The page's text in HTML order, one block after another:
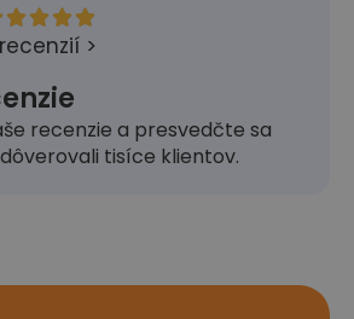

recenzií >
recenzie a presvedčte sa
tisíce klientov.